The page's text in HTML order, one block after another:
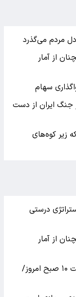
دل مردم می‌گذرد
از آمار
سهام
در جنگ ایران از دست
زیر کوه‌های
درستی
از آمار
اعمال محدودیت تردد در چالوس از ساعت ۱۰ صبح امروز/